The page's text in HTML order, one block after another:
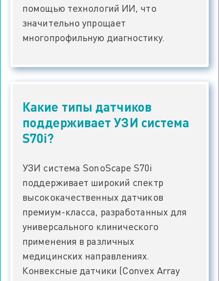
помощью технологий ИИ, что
значительно упрощает
многопрофильную диагностику.
Какие типы датчиков
поддерживает УЗИ система
S70i?
УЗИ система SonoScape S70i
поддерживает широкий спектр
высококачественных датчиков
премиум-класса, разработанных для
универсального клинического
применения в различных
медицинских направлениях.
Конвексные датчики (Convex Array